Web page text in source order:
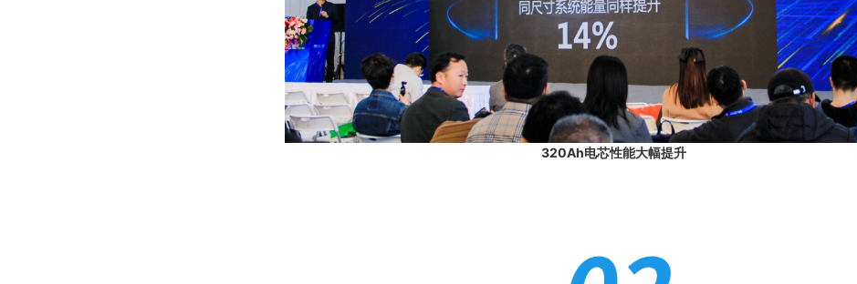
320Ah电芯性能大幅提升